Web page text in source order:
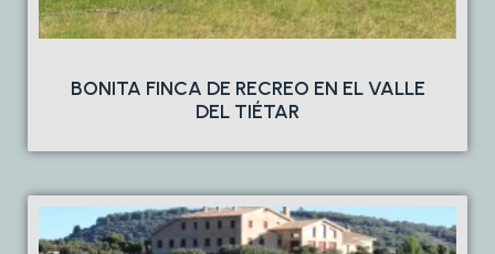
BONITA FINCA DE RECREO EN EL VALLE
DEL TIÉTAR